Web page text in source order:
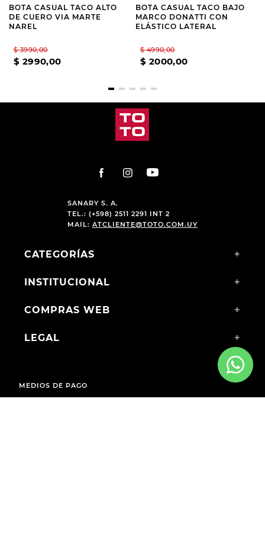
BOTA CASUAL TACO ALTO
DE CUERO VIA MARTE
NAREL
$ 3990,00
$ 2990,00
BOTA CASUAL TACO BAJO
MARCO DONATTI CON
ELÁSTICO LATERAL
$ 4990,00
$ 2000,00
SANARY S. A.
TEL.: (+598) 2511 2291 INT 2
MAIL: ATCLIENTE@TOTO.COM.UY
CATEGORÍAS +
INSTITUCIONAL +
COMPRAS WEB +
LEGAL +
MEDIOS DE PAGO